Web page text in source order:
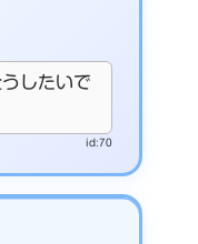
したいで
id:70